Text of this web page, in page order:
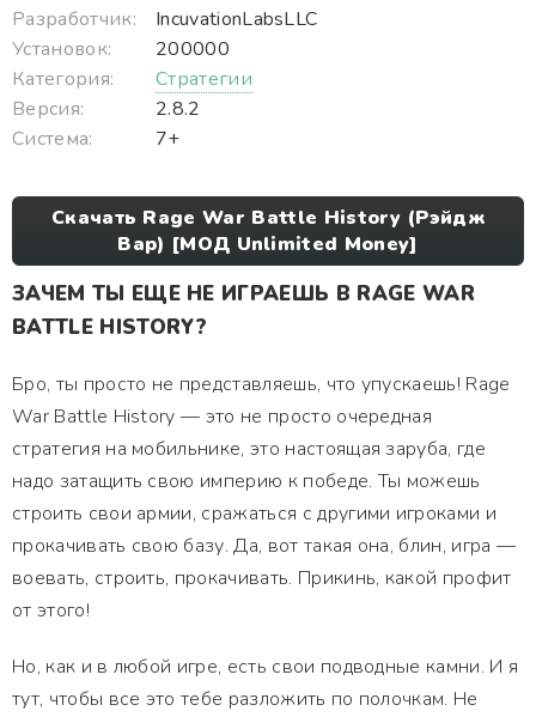
Разработчик:
IncuvationLabsLLC
Установок:
200000
Категория:
Стратегии
Версия:
2.8.2
Система:
7+
Скачать Rage War Battle History (Рэйдж
Вар) [МОД Unlimited Money]
ЗАЧЕМ ТЫ ЕЩЕ НЕ ИГРАЕШЬ В RAGE WAR
BATTLE HISTORY?
Бро, ты просто не представляешь, что упускаешь! Rage
War Battle History — это не просто очередная
стратегия на мобильнике, это настоящая заруба, где
надо затащить свою империю к победе. Ты можешь
строить свои армии, сражаться с другими игроками и
прокачивать свою базу. Да, вот такая она, блин, игра —
воевать, строить, прокачивать. Прикинь, какой профит
от этого!
Но, как и в любой игре, есть свои подводные камни. И я
тут, чтобы все это тебе разложить по полочкам. Не